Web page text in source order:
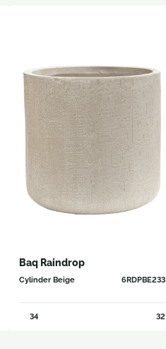
Baq Raindrop
Cylinder Beige 6RDPBE233
34 32